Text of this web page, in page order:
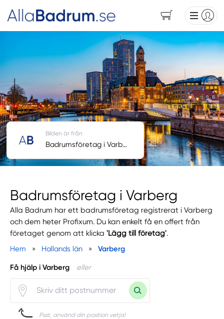
Badrumsföretag i Varberg
Alla Badrum har ett badrumsföretag registrerat i Varberg
och dem heter Profixum. Du kan enkelt få en offert från
företaget genom att klicka'Lägg till företag'.
Hem
» Hallands län » Varberg
Få hjälp i Varberg eller
Psst, använd din position vetja!
Bilden är från
Badrumsföretag i Varberg